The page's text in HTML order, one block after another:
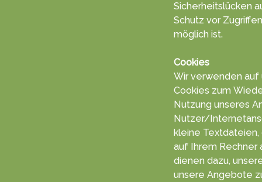
Sicherheits­lücken
Schutz vor
mög­lich ist.
Cookies
Wir ver­wen­den
Coo­kies zum
Nut­zung un­seres
Nutzer/
kleine
auf Ihrem Rech­ner
die­nen dazu,
unsere An­gebo­te